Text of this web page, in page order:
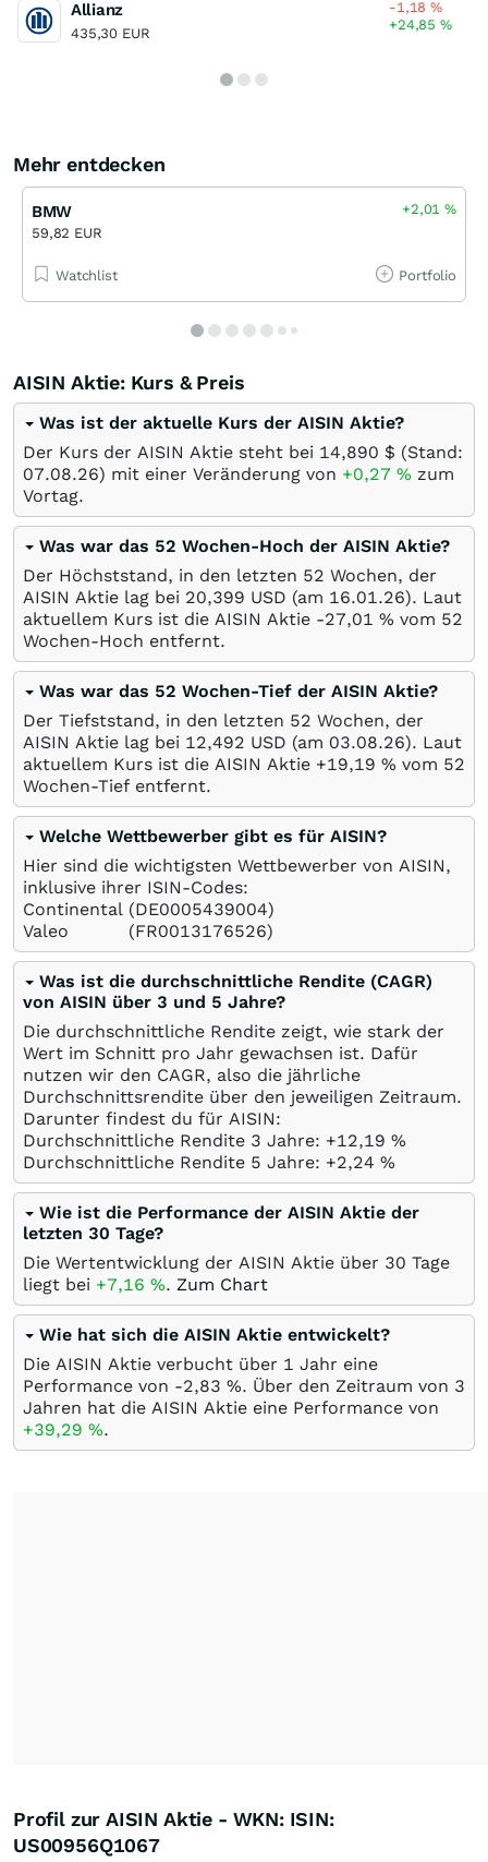
Allianz
435,30 EUR
-1,18%
+24,85%
Mehr entdecken
BMW
59,82 EUR
+2,01%
Watchlist Portfolio
AISIN Aktie: Kurs & Preis
Was ist der aktuelle Kurs der AISIN Aktie?
Der Kurs der AISIN Aktie steht bei 14,890 $ (Stand:
07.08.26) mit einer Veränderung von +0,27 % zum
Vortag.
Was war das 52 Wochen-Hoch der AISIN Aktie?
Der Höchststand, in den letzten 52 Wochen, der
AISIN Aktie lag bei 20,399 USD (am 16.01.26). Laut
aktuellem Kurs ist die AISIN Aktie -27,01 % vom 52
Wochen-Hoch entfernt.
Was war das 52 Wochen-Tief der AISIN Aktie?
Der Tiefststand, in den letzten 52 Wochen, der
AISIN Aktie lag bei 12,492 USD (am 03.08.26). Laut
aktuellem Kurs ist die AISIN Aktie +19,19 % vom 52
Wochen-Tief entfernt.
Welche Wettbewerber gibt es für AISIN?
Hier sind die wichtigsten Wettbewerber von AISIN,
inklusive ihrer ISIN-Codes:
Continental (DE0005439004)
Valeo
(FR0013176526)
Was ist die durchschnittliche Rendite (CAGR)
von AISIN über 3 und 5 Jahre?
Die durchschnittliche Rendite zeigt, wie stark der
Wert im Schnitt pro Jahr gewachsen ist. Dafür
nutzen wir den CAGR, also die jährliche
Durchschnittsrendite über den jeweiligen Zeitraum.
Darunter findest du für AISIN:
Durchschnittliche Rendite 3 Jahre: +12,19 %
Durchschnittliche Rendite 5 Jahre: +2,24 %
Wie ist die Performance der AISIN Aktie der
letzten 30 Tage?
Die Wertentwicklung der AISIN Aktie über 30 Tage
liegt bei +7,16 %. Zum Chart
Wie hat sich die AISIN Aktie entwickelt?
Die AISIN Aktie verbucht über 1 Jahr eine
Performance von -2,83 %. Über den Zeitraum von 3
Jahren hat die AISIN Aktie eine Performance von
+39,29 %.
Profil zur AISIN Aktie - WKN: ISIN:
US00956Q1067